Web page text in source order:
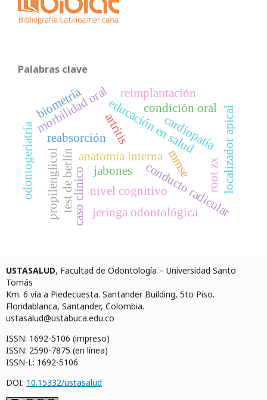
Palabras clave
jabones mmse
anatomía interna
conducto radicular
caso clínico
reabsorción localizador apical
nivel cognitivo
morbilidad oraleducación en salud
odontogeriatría
condición oral
cardiopatía
root zx
test de berlín jeringa odontológica
artritis
propilenglicol
reimplantación
biometría
USTASALUD, Facultad de Odontología – Universidad Santo
Tomás
Km. 6 vía a Piedecuesta. Santander Building, 5to Piso.
Floridablanca, Santander, Colombia.
ustasalud@ustabuca.edu.co
ISSN: 1692-5106 (impreso)
ISSN: 2590-7875 (en línea)
ISSN-L: 1692-5106
DOI: 10.15332/ustasalud